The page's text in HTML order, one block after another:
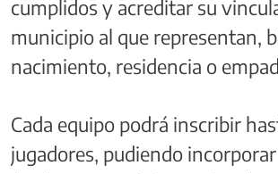
cumplidos y acreditar su
municipio al que representan,
nacimiento, residencia o
Cada equipo podrá inscribir
jugadores, pudiendo